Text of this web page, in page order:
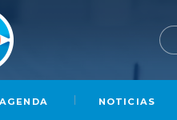
AGENDA NOTICIAS